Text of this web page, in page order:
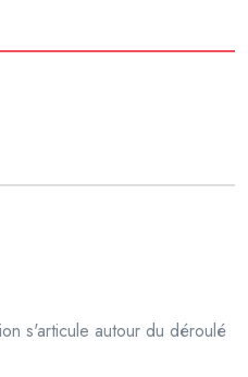
s'articule autour du déroulé